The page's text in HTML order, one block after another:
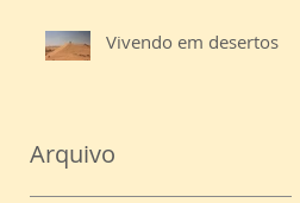
Vivendo em desertos
Arquivo